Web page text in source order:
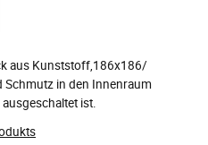
aus Kunststoff,186x186/
in den Innenraum
ist.